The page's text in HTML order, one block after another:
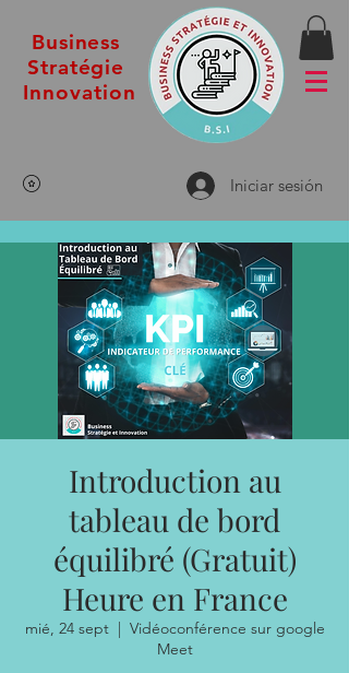
Business
Stratégie
Innovation
Iniciar sesión
Introduction au
tableau de bord
équilibré (Gratuit)
Heure en France
mié, 24 sept
  |
Vidéoconférence sur google
Meet